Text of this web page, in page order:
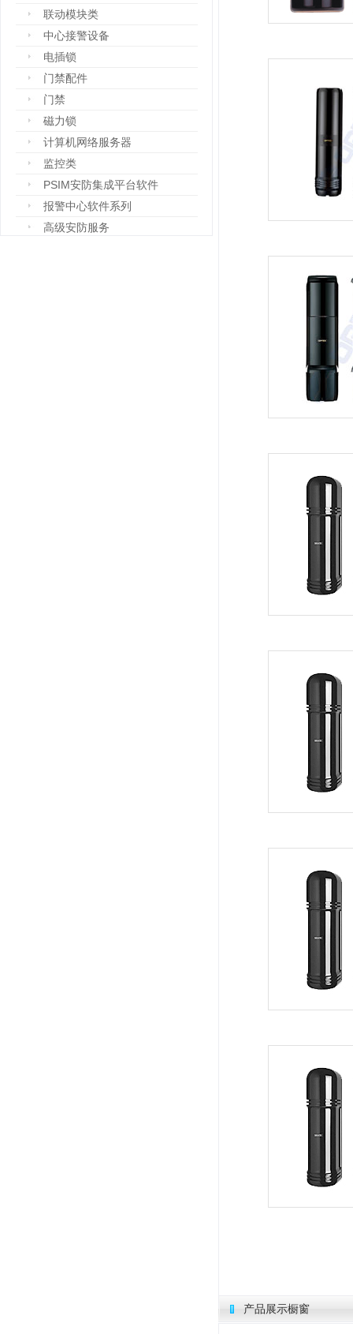
联动模块类
中心接警设备
电插锁
门禁配件
门禁
磁力锁
计算机网络服务器
监控类
PSIM安防集成平台软件
报警中心软件系列
高级安防服务
产品展示橱窗